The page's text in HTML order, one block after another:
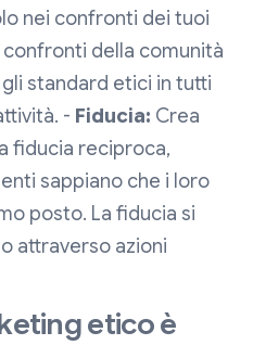
nei confronti dei tuoi
della comunità
standard etici in tutti
- Fiducia: Crea
fiducia reciproca,
sappiano che i loro
posto. La fiducia si
attraverso azioni
etico è